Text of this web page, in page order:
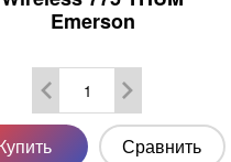
Emerson
Сравнить